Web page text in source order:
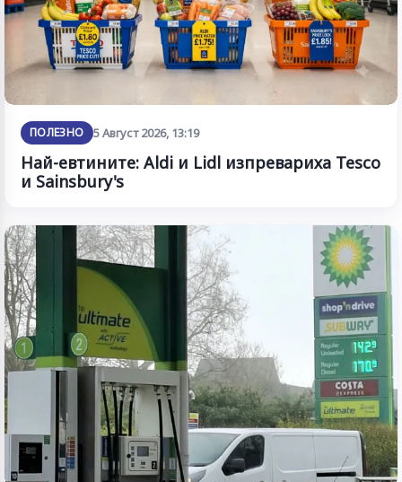
ПОЛЕЗНО 5 Август 2026, 13:19
Най-евтините: Aldi и Lidl изпревариха Tesco
и Sainsbury's